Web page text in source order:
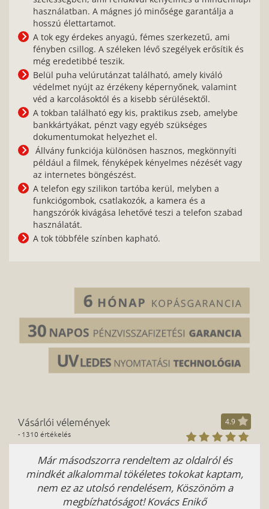
használatban. A mágnes jó minősége garantálja a
hosszú élettartamot.
A tok egy érdekes anyagú, fémes szerkezetű, ami
fényben csillog. A széleken lévő szegélyek erősítik és
még eredetibbé teszik.
Belül puha velúrutánzat található, amely kiváló
védelmet nyújt az érzékeny képernyőnek, valamint
véd a karcolásoktól és a kisebb sérülésektől.
A tokban található egy kis, praktikus zseb, amelybe
bankkártyákat, pénzt vagy egyéb szükséges
dokumentumokat helyezhet el.
Állvány funkciója különösen hasznos, megkönnyíti
például a filmek, fényképek kényelmes nézését vagy
az internetes böngészést.
A telefon egy szilikon tartóba kerül, melyben a
funkciógombok, csatlakozók, a kamera és a
hangszórók kivágása lehetővé teszi a telefon szabad
használatát.
A tok többféle színben kapható.
Vásárlói vélemények
- 1310 értékelés
4.9
Már másodszorra rendeltem az oldalról és
mindkét alkalommal tökéletes tokokat kaptam,
nem ez az utolsó rendelésem, Köszönöm a
megbízhatóságot! Kovács Enikő